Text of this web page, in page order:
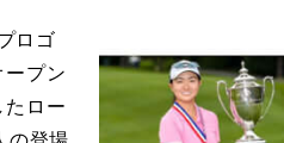
ロゴ
ープン
たロー